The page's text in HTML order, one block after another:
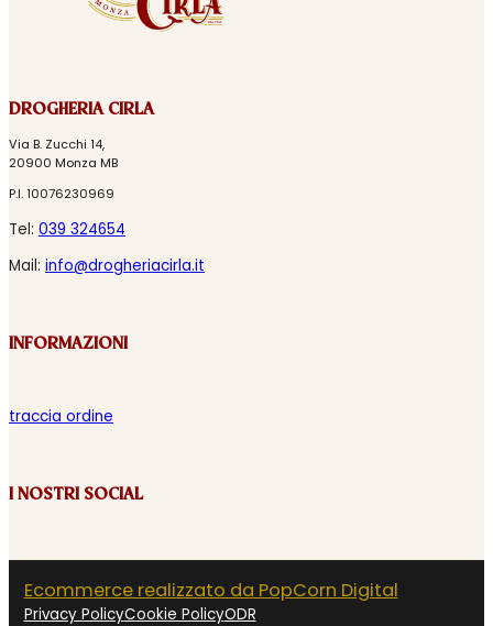
DROGHERIA CIRLA
Via B. Zucchi 14,
20900 Monza MB
P.I. 10076230969
Tel: 039 324654
Mail: info@drogheriacirla.it
INFORMAZIONI
traccia ordine
I NOSTRI SOCIAL
Ecommerce realizzato da PopCorn Digital
Privacy PolicyCookie PolicyODR